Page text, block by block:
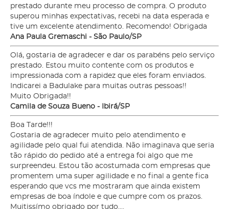
prestado durante meu processo de compra. O produto
superou minhas expectativas, recebi na data esperada e
tive um excelente atendimento. Recomendo! Obrigada
Ana Paula Gremaschi - São Paulo/SP
Olá, gostaria de agradecer e dar os parabéns pelo serviço
prestado. Estou muito contente com os produtos e
impressionada com a rapidez que eles foram enviados.
Indicarei a Badulake para muitas outras pessoas!!
Muito Obrigada!!
Camila de Souza Bueno - Ibirá/SP
Boa Tarde!!!
Gostaria de agradecer muito pelo atendimento e
agilidade pelo qual fui atendida. Não imaginava que seria
tão rápido do pedido até a entrega foi algo que me
surpreendeu. Estou tão acostumada com empresas que
promentem uma super agilidade e no final a gente fica
esperando que vcs me mostraram que ainda existem
empresas de boa índole e que cumpre com os prazos.
Muitissímo obrigado por tudo....